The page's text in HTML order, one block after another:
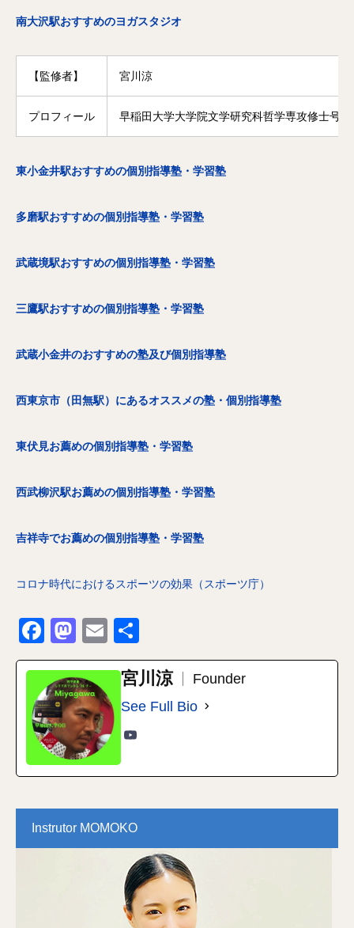
南大沢駅おすすめのヨガスタジオ
【監修者】 宮川涼
プロフィール 早稲田大学大学院文学研究科哲学専攻修士号
東小金井駅おすすめの個別指導塾・学習塾
多磨駅おすすめの個別指導塾・学習塾
武蔵境駅おすすめの個別指導塾・学習塾
三鷹駅おすすめの個別指導塾・学習塾
武蔵小金井のおすすめの塾及び個別指導塾
西東京市（田無駅）にあるオススメの塾・個別指導塾
東伏見お薦めの個別指導塾・学習塾
西武柳沢駅お薦めの個別指導塾・学習塾
吉祥寺でお薦めの個別指導塾・学習塾
コロナ時代におけるスポーツの効果（スポーツ庁）
Facebook
Mastodon
Email
有
宮川涼
Founder
See Full Bio
Instrutor MOMOKO